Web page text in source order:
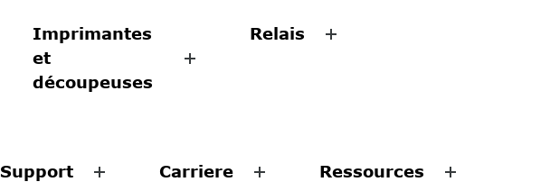
Imprimantes
et
découpeuses
Relais
Support Carriere Ressources